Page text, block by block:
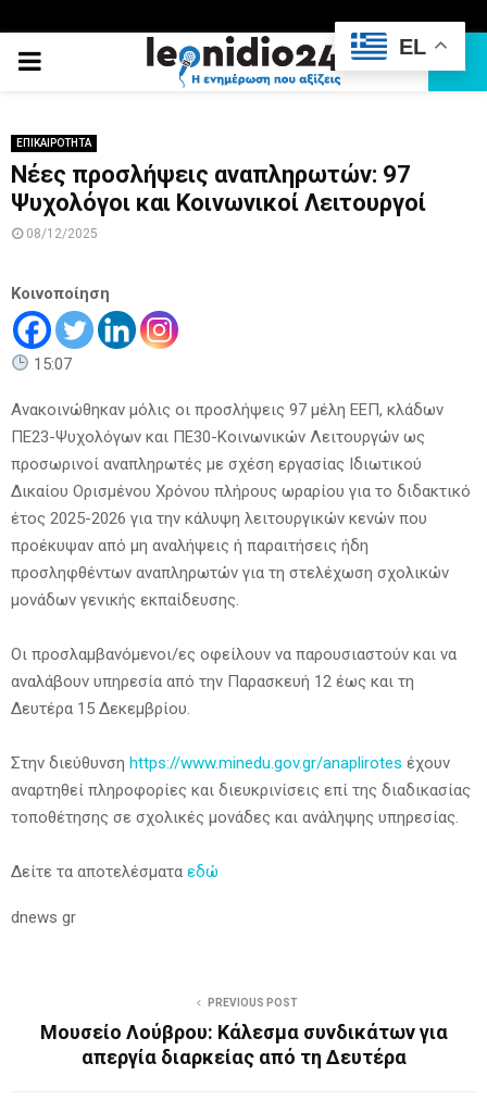
PRIMARY
ΕΠΙΚΑΙΡΟΤΗΤΑ
Νέες προσλήψεις αναπληρωτών: 97
Ψυχολόγοι και Κοινωνικοί Λειτουργοί
08/12/2025
Κοινοποίηση
15:07
Ανακοινώθηκαν μόλις οι προσλήψεις 97 μέλη ΕΕΠ, κλάδων
ΠΕ23-Ψυχολόγων και ΠΕ30-Κοινωνικών Λειτουργών ως
προσωρινοί αναπληρωτές με σχέση εργασίας Ιδιωτικού
Δικαίου Ορισμένου Χρόνου πλήρους ωραρίου για το διδακτικό
έτος 2025-2026 για την κάλυψη λειτουργικών κενών που
προέκυψαν από μη αναλήψεις ή παραιτήσεις ήδη
προσληφθέντων αναπληρωτών για τη στελέχωση σχολικών
μονάδων γενικής εκπαίδευσης.
Οι προσλαμβανόμενοι/ες οφείλουν να παρουσιαστούν και να
αναλάβουν υπηρεσία από την Παρασκευή 12 έως και τη
Δευτέρα 15 Δεκεμβρίου.
Στην διεύθυνση https://www.minedu.gov.gr/anaplirotes έχουν
αναρτηθεί πληροφορίες και διευκρινίσεις επί της διαδικασίας
τοποθέτησης σε σχολικές μονάδες και ανάληψης υπηρεσίας.
Δείτε τα αποτελέσματα εδώ
dnews gr
PREVIOUS POST
Μουσείο Λούβρου: Κάλεσμα συνδικάτων για
απεργία διαρκείας από τη Δευτέρα
EL